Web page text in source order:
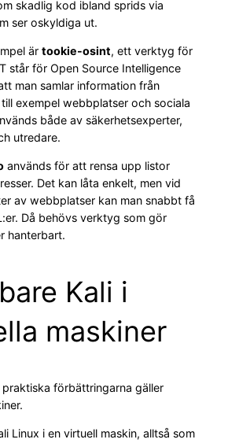
skadlig kod ibland sprids via
ser oskyldiga ut.
är tookie-osint, ett verktyg för
står för Open Source Intelligence
man samlar information från
exempel webbplatser och sociala
både av säkerhetsexperter,
utredare.
används för att rensa upp listor
Det kan låta enkelt, men vid
av webbplatser kan man snabbt få
Då behövs verktyg som gör
hanterbart.
Kali i
maskiner
praktiska förbättringarna gäller
Linux i en virtuell maskin, alltså som